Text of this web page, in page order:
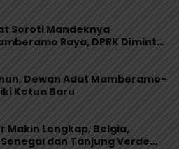
Soroti Mandeknya
Raya, DPRK Diminta
Dewan Adat Mamberamo-
Ketua Baru
Makin Lengkap, Belgia,
dan Tanjung Verde